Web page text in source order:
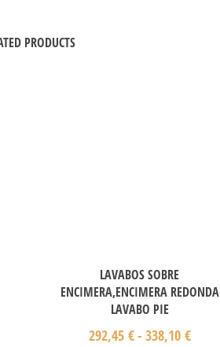
PRODUCTS
LAVABOS SOBRE
ENCIMERA,ENCIMERA REDONDA
LAVABO PIE
292,45 €- 338,10 €